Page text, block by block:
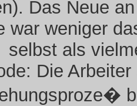
Das Neue
war weniger
selbst als
Die Arbeiter